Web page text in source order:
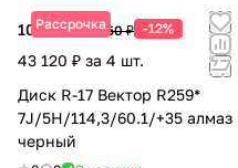
Рассрочка
10 780 ₽12 250 ₽ -12%
43 120 ₽ за 4 шт.
Диск R-17 Вектор R259*
7J/5H/114,3/60.1/+35 алмаз
черный